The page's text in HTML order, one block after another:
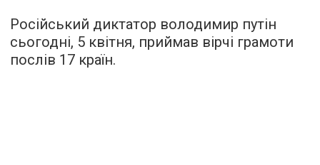
Російський диктатор володимир путін
сьогодні, 5 квітня, приймав вірчі грамоти
послів 17 країн.